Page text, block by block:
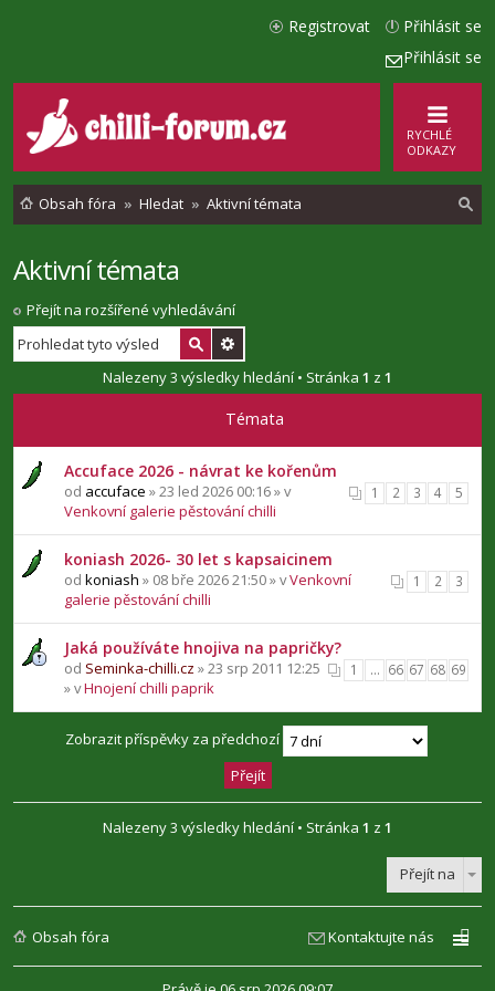
Přihlásit se
Přihlásit se
Registrovat
RYCHLÉ
ODKAZY
Obsah fóra Hledat Aktivní témata
t
Aktivní témata
Přejít na rozšířené vyhledávání
Nalezeny 3 výsledky hledání • Stránka 1 z 1
Témata
Accuface 2026 - návrat ke kořenům
1 2 3 4 5
od accuface » 23 led 2026 00:16 » v
Venkovní galerie pěstování chilli
koniash 2026- 30 let s kapsaicinem
1 2 3
od koniash » 08 bře 2026 21:50 » vVenkovní
galerie pěstování chilli
Jaká používáte hnojiva na papričky?
1 … 66 67 68 69
od Seminka-chilli.cz » 23 srp 2011 12:25
» vHnojení chilli paprik
Zobrazit příspěvky za předchozí
Nalezeny 3 výsledky hledání • Stránka 1 z 1
Přejít na
Obsah fóra Kontaktujte nás